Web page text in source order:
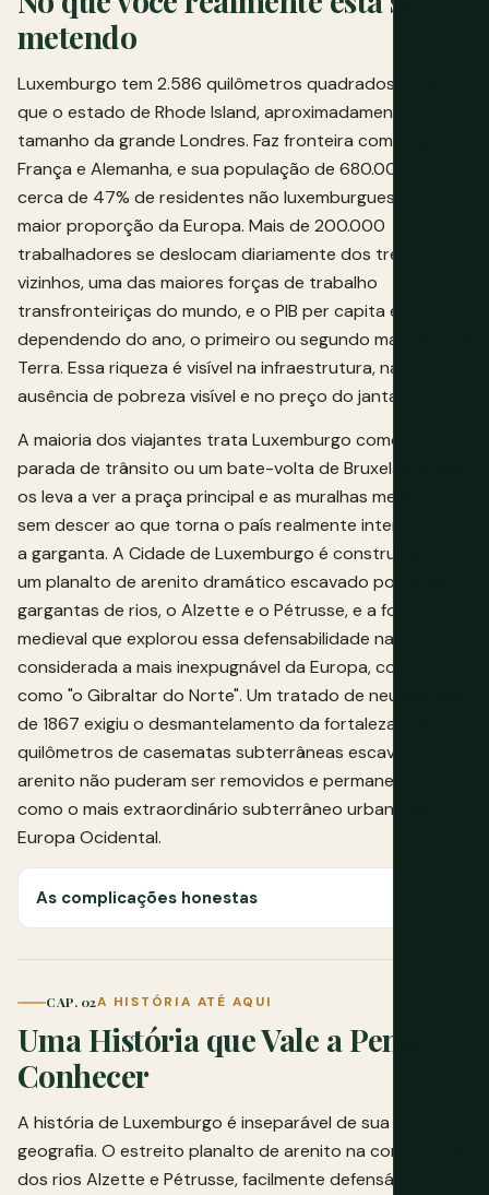
metendo
Luxemburgo tem 2.586 quilômetros quadrados, menor
que o estado de Rhode Island, aproximadamente do
tamanho da grande Londres. Faz fronteira com Bélgica,
França e Alemanha, e sua população de 680.000 inclui
cerca de 47% de residentes não luxemburgueses, a
maior proporção da Europa. Mais de 200.000
trabalhadores se deslocam diariamente dos três países
vizinhos, uma das maiores forças de trabalho
transfronteiriças do mundo, e o PIB per capita é,
dependendo do ano, o primeiro ou segundo mais alto da
Terra. Essa riqueza é visível na infraestrutura, na
ausência de pobreza visível e no preço do jantar.
A maioria dos viajantes trata Luxemburgo como uma
parada de trânsito ou um bate-volta de Bruxelas, o que
os leva a ver a praça principal e as muralhas medievais
sem descer ao que torna o país realmente interessante:
a garganta. A Cidade de Luxemburgo é construída em
um planalto de arenito dramático escavado por duas
gargantas de rios, o Alzette e o Pétrusse, e a fortaleza
medieval que explorou essa defensabilidade natural foi
considerada a mais inexpugnável da Europa, conhecida
como "o Gibraltar do Norte". Um tratado de neutralidade
de 1867 exigiu o desmantelamento da fortaleza, mas 23
quilômetros de casematas subterrâneas escavadas no
arenito não puderam ser removidos e permanecem hoje
como o mais extraordinário subterrâneo urbano da
Europa Ocidental.
As complicações honestas
CAP. 02A HISTÓRIA ATÉ AQUI
Uma História que Vale a Pena
Conhecer
A história de Luxemburgo é inseparável de sua
geografia. O estreito planalto de arenito na confluência
dos rios Alzette e Pétrusse, facilmente defensável em